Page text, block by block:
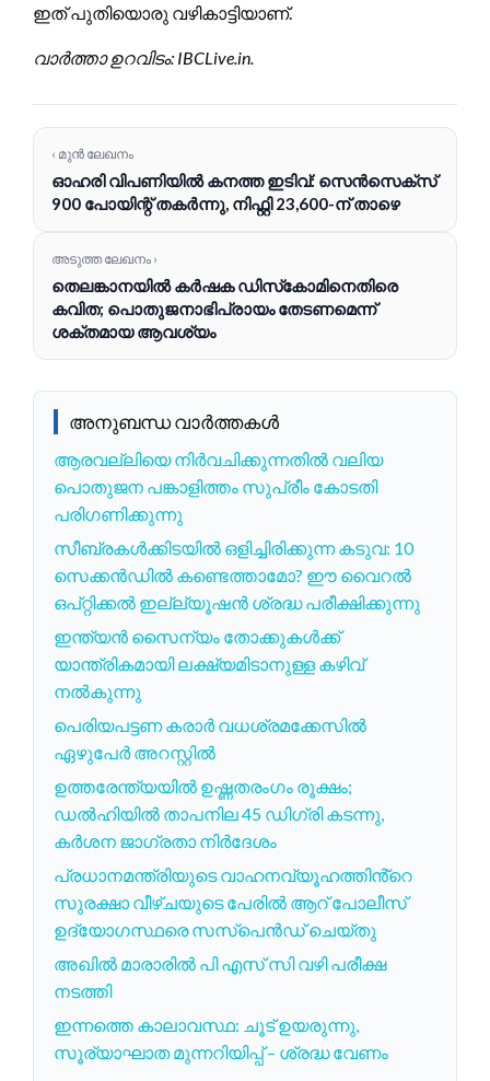
ഇത് പുതിയൊരു വഴികാട്ടിയാണ്.
വാർത്താ ഉറവിടം: IBCLive.in.
‹ മുൻ ലേഖനം
ഓഹരി വിപണിയിൽ കനത്ത ഇടിവ്: സെൻസെക്സ്
900 പോയിന്റ് തകർന്നു, നിഫ്റ്റി 23,600-ന് താഴെ
അടുത്ത ലേഖനം ›
തെലങ്കാനയിൽ കർഷക ഡിസ്‌കോമിനെതിരെ
കവിത; പൊതുജനാഭിപ്രായം തേടണമെന്ന്
ശക്തമായ ആവശ്യം
അനുബന്ധ വാർത്തകൾ
ആരവല്ലിയെ നിർവചിക്കുന്നതിൽ വലിയ
പൊതുജന പങ്കാളിത്തം സുപ്രീം കോടതി
പരിഗണിക്കുന്നു
സീബ്രകള്‍ക്കിടയില്‍ ഒളിച്ചിരിക്കുന്ന കടുവ: 10
സെക്കന്‍ഡില്‍ കണ്ടെത്താമോ? ഈ വൈറല്‍
ഒപ്റ്റിക്കല്‍ ഇല്ല്യൂഷന്‍ ശ്രദ്ധ പരീക്ഷിക്കുന്നു
ഇന്ത്യൻ സൈന്യം തോക്കുകൾക്ക്
യാന്ത്രികമായി ലക്ഷ്യമിടാനുള്ള കഴിവ്
നൽകുന്നു
പെരിയപട്ടണ കരാർ വധശ്രമക്കേസിൽ
ഏഴുപേർ അറസ്റ്റിൽ
ഉത്തരേന്ത്യയിൽ ഉഷ്ണതരംഗം രൂക്ഷം;
ഡൽഹിയിൽ താപനില 45 ഡിഗ്രി കടന്നു,
കർശന ജാഗ്രതാ നിർദേശം
പ്രധാനമന്ത്രിയുടെ വാഹനവ്യൂഹത്തിൻ്റെ
സുരക്ഷാ വീഴ്ചയുടെ പേരിൽ ആറ് പോലീസ്
ഉദ്യോഗസ്ഥരെ സസ്പെൻഡ് ചെയ്തു
അഖിൽ മാരാരിൽ പി എസ് സി വഴി പരീക്ഷ
നടത്തി
ഇന്നത്തെ കാലാവസ്ഥ: ചൂട് ഉയരുന്നു,
സൂര്യാഘാത മുന്നറിയിപ്പ് – ശ്രദ്ധ വേണം